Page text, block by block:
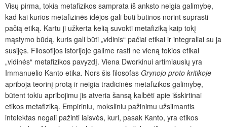
Visų pirma, tokia metafizikos samprata iš anksto neigia galimybę,
kad kai kurios metafizinės idėjos gali būti būtinos norint suprasti
pačią etiką. Kartu ji užkerta kelią suvokti metafiziką kaip tokį
mąstymo būdą, kuris gali būti „vidinis“ pačiai etikai ir integraliai su ja
susijęs. Filosofijos istorijoje galime rasti ne vieną tokios etikai
„vidinės“ metafizikos pavyzdį. Viena Dworkinui artimiausių yra
Immanuelio Kanto etika. Nors šis filosofas Grynojo proto kritikoje
apriboja teorinį protą ir neigia tradicinės metafizikos galimybę,
būtent tokiu apribojimu jis atveria šansą kalbėti apie išskirtinai
etikos metafiziką. Empiriniu, moksliniu pažinimu užsiimantis
intelektas negali pažinti laisvės, kuri, pasak Kanto, yra etikos